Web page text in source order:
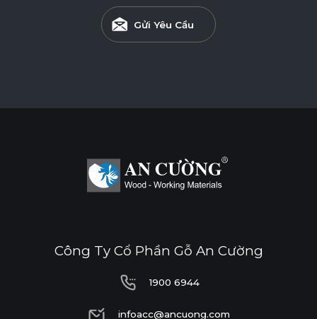
dụng cho các khu vực có độ ẩm cao.
Tiêu chuẩn
Gửi Yêu Cầu
Công Ty Cổ Phần Gỗ An Cường
1900 6944
1900 6944
infoacc@ancuong.com